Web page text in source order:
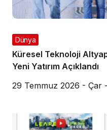
Dünya
Küresel Teknoloji
Yeni Yatırım Açıklandı
29 Temmuz 2026 - Çar